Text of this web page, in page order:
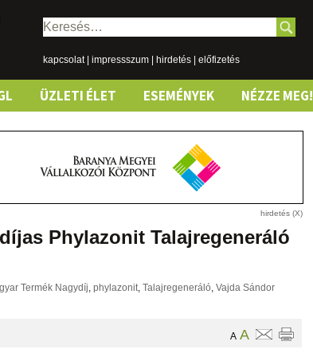
Keresés:
kapcsolat| impressszum hirdetés előfizetés
ÜZLETI ÉLET ESEMÉNYEK NÉZZE MEG!
Phylazonit Talajregeneráló
Termék Nagydíj, phylazonit, Talajregeneráló, Vajda Sándor
A A